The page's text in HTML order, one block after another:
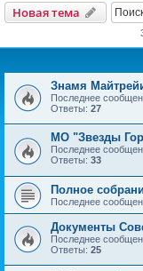
Новая тема
Знамя
Последнее
Ответы: 27
МО "Звезды
Последнее
Ответы: 33
Полное
Последнее
Документы
Последнее
Ответы: 25